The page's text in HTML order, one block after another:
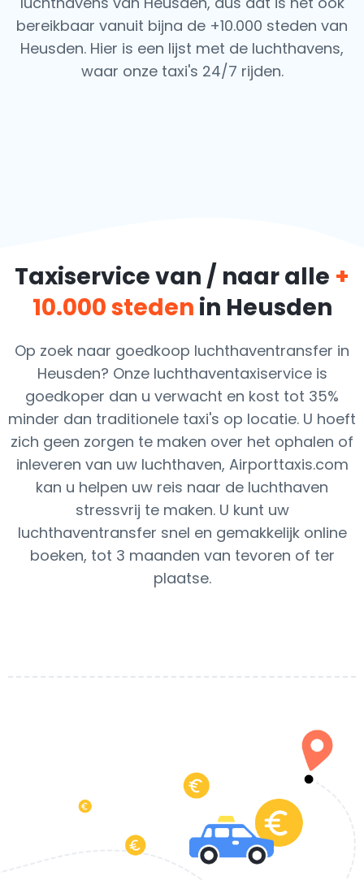
bereikbaar vanuit bijna de +10.000 steden van
Heusden. Hier is een lijst met de luchthavens,
waar onze taxi's 24/7 rijden.
Taxiservice van / naar alle +
10.000 steden in Heusden
Op zoek naar goedkoop luchthaventransfer in
Heusden? Onze luchthaventaxiservice is
goedkoper dan u verwacht en kost tot 35%
minder dan traditionele taxi's op locatie. U hoeft
zich geen zorgen te maken over het ophalen of
inleveren van uw luchthaven, Airporttaxis.com
kan u helpen uw reis naar de luchthaven
stressvrij te maken. U kunt uw
luchthaventransfer snel en gemakkelijk online
boeken, tot 3 maanden van tevoren of ter
plaatse.